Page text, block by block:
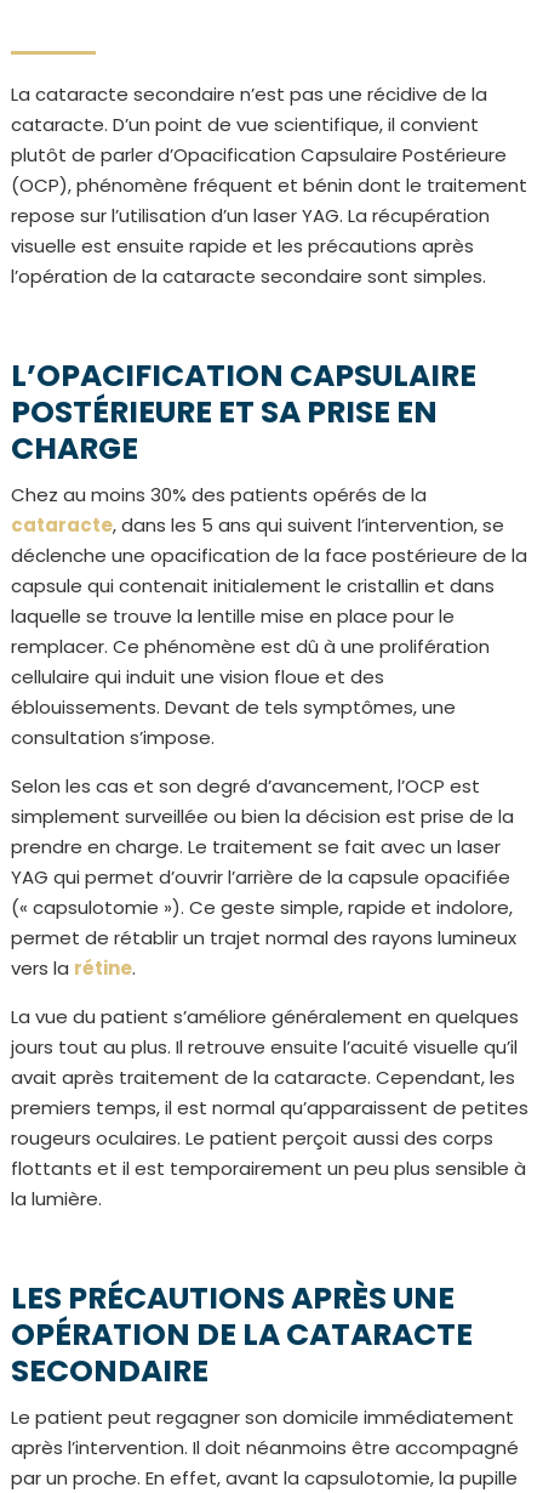
La cataracte secondaire n’est pas une récidive de la
cataracte. D’un point de vue scientifique, il convient
plutôt de parler d’Opacification Capsulaire Postérieure
(OCP), phénomène fréquent et bénin dont le traitement
repose sur l’utilisation d’un laser YAG. La récupération
visuelle est ensuite rapide et les précautions après
l’opération de la cataracte secondaire sont simples.
L’OPACIFICATION CAPSULAIRE
POSTÉRIEURE ET SA PRISE EN
CHARGE
Chez au moins 30% des patients opérés de la
cataracte, dans les 5 ans qui suivent l’intervention, se
déclenche une opacification de la face postérieure de la
capsule qui contenait initialement le cristallin et dans
laquelle se trouve la lentille mise en place pour le
remplacer. Ce phénomène est dû à une prolifération
cellulaire qui induit une vision floue et des
éblouissements. Devant de tels symptômes, une
consultation s’impose.
Selon les cas et son degré d’avancement, l’OCP est
simplement surveillée ou bien la décision est prise de la
prendre en charge. Le traitement se fait avec un laser
YAG qui permet d’ouvrir l’arrière de la capsule opacifiée
(« capsulotomie »). Ce geste simple, rapide et indolore,
permet de rétablir un trajet normal des rayons lumineux
vers la rétine.
La vue du patient s’améliore généralement en quelques
jours tout au plus. Il retrouve ensuite l’acuité visuelle qu’il
avait après traitement de la cataracte. Cependant, les
premiers temps, il est normal qu’apparaissent de petites
rougeurs oculaires. Le patient perçoit aussi des corps
flottants et il est temporairement un peu plus sensible à
la lumière.
LES PRÉCAUTIONS APRÈS UNE
OPÉRATION DE LA CATARACTE
SECONDAIRE
Le patient peut regagner son domicile immédiatement
après l’intervention. Il doit néanmoins être accompagné
par un proche. En effet, avant la capsulotomie, la pupille